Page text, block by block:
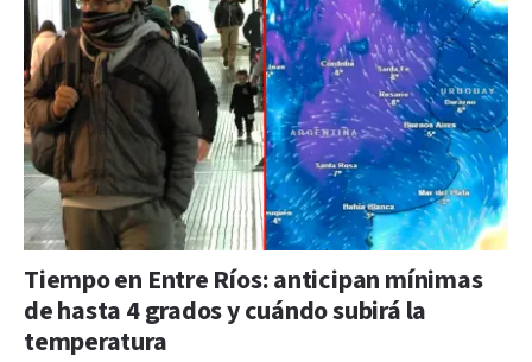
Tiempo en Entre Ríos: anticipan mínimas
de hasta 4 grados y cuándo subirá la
temperatura